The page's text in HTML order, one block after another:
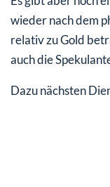
wieder nach dem
relativ zu Gold
auch die
Dazu nächsten